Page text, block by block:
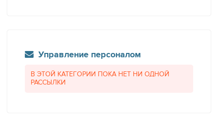
Управление персоналом
В ЭТОЙ КАТЕГОРИИ ПОКА НЕТ НИ ОДНОЙ
РАССЫЛКИ